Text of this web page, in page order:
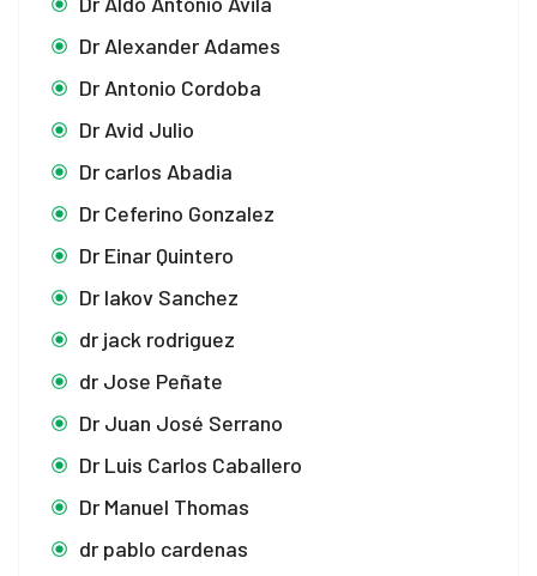
Dr Alexander Adames
Dr Antonio Cordoba
Dr Avid Julio
Dr carlos Abadia
Dr Ceferino Gonzalez
Dr Einar Quintero
Dr Iakov Sanchez
dr jack rodriguez
dr Jose Peñate
Dr Juan José Serrano
Dr Luis Carlos Caballero
Dr Manuel Thomas
dr pablo cardenas